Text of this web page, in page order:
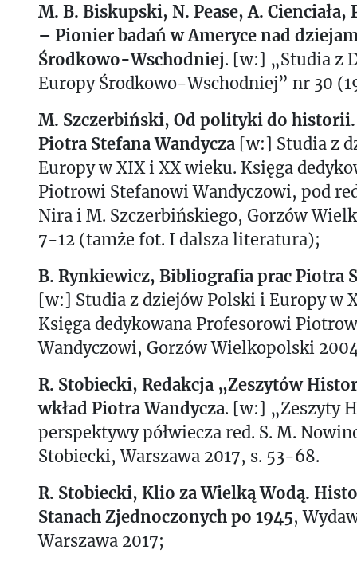
M. B. Biskupski, N. Pease, A. Cienciała,
– Pionier badań w Ameryce nad
Środkowo-Wschodniej. [w:] „Studia z
Europy Środkowo-Wschodniej” nr 30
M. Szczerbiński, Od polityki do
Piotra Stefana Wandycza [w:] Studia z
Europy w XIX i XX wieku. Księga
Piotrowi Stefanowi Wandyczowi, pod
Nira i M. Szczerbińskiego, Gorzów
7-12 (tamże fot. I dalsza literatura);
B. Rynkiewicz, Bibliografia prac Piotra
[w:] Studia z dziejów Polski i Europy w
Księga dedykowana Profesorowi
Wandyczowi, Gorzów Wielkopolski
R. Stobiecki, Redakcja „Zeszytów
wkład Piotra Wandycza. [w:] „Zeszyty
perspektywy półwiecza red. S. M.
Stobiecki, Warszawa 2017, s. 53-68.
R. Stobiecki, Klio za Wielką Wodą.
Stanach Zjednoczonych po 1945,
Warszawa 2017;